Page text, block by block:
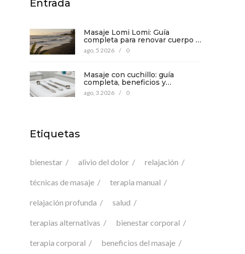
Entrada
Masaje Lomi Lomi: Guía
completa para renovar cuerpo y
mente
ago, 5 2026 / 0
Masaje con cuchillo: guía
completa, beneficios y
precauciones para tu bienestar
ago, 3 2026 / 0
Etiquetas
bienestar alivio del dolor relajación
técnicas de masaje terapia manual
relajación profunda salud
terapias alternativas bienestar corporal
terapia corporal beneficios del masaje